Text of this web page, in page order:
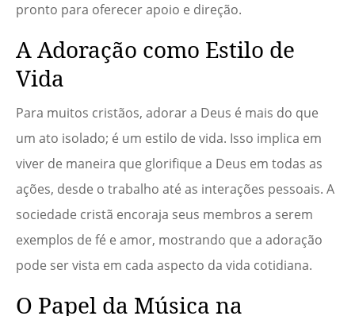
pronto para oferecer apoio e direção.
A Adoração como Estilo de
Vida
Para muitos cristãos, adorar a Deus é mais do que
um ato isolado; é um estilo de vida. Isso implica em
viver de maneira que glorifique a Deus em todas as
ações, desde o trabalho até as interações pessoais. A
sociedade cristã encoraja seus membros a serem
exemplos de fé e amor, mostrando que a adoração
pode ser vista em cada aspecto da vida cotidiana.
O Papel da Música na